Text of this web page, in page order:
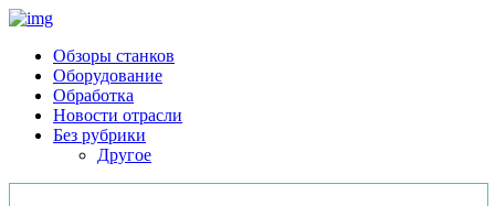
Обзоры станков
Оборудование
Обработка
Новости отрасли
Без рубрики
Другое